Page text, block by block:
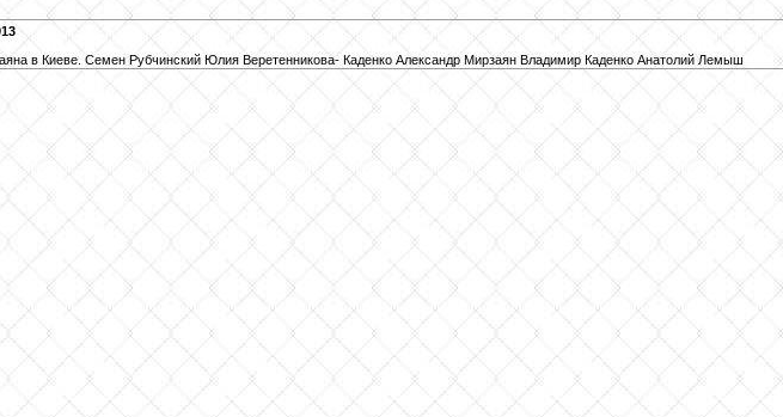
в Киеве. Семен Рубчинский Юлия Веретенникова- Каденко Александр Мирзаян Владимир Каденко Анатолий Лемыш